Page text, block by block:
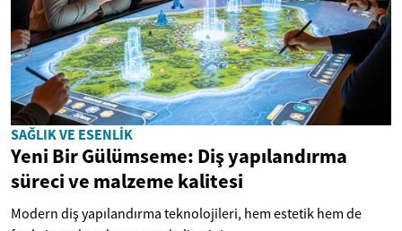
SAĞLIK VE ESENLIK
Yeni Bir Gülümseme: Diş yapılandırma
süreci ve malzeme kalitesi
Modern diş yapılandırma teknolojileri, hem estetik hem de